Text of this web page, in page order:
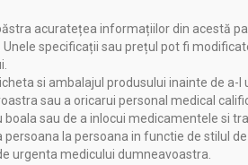
acuratețea informațiilor din acestă
specificații sau prețul pot fi
si ambalajul produsului inainte de
sau a oricarui personal medical
sau de a inlocui medicamentele si
la persoana in functie de stilul
urgenta medicului dumneavoastra.